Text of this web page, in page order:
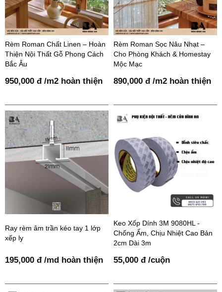
Rèm Roman Chất Linen – Hoàn
Thiện Nội Thất Gỗ Phong Cách
Bắc Âu
950,000 đ /m2 hoàn thiện
Rèm Roman Sọc Nâu Nhạt –
Cho Phòng Khách & Homestay
Mộc Mạc
890,000 đ /m2 hoàn thiện
Ray rèm âm trần kéo tay 1 lớp
xếp ly
195,000 đ /md hoàn thiện
Keo Xốp Dính 3M 9080HL -
Chống Ẩm, Chịu Nhiệt Cao Bản
2cm Dài 3m
55,000 đ /cuộn